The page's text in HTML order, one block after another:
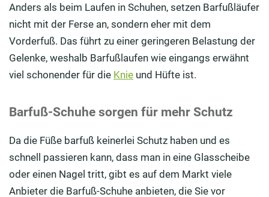
Anders als beim Laufen in Schuhen, setzen Barfußläufer
nicht mit der Ferse an, sondern eher mit dem
Vorderfuß. Das führt zu einer geringeren Belastung der
Gelenke, weshalb Barfußlaufen wie eingangs erwähnt
viel schonender für die Knie und Hüfte ist.
Barfuß-Schuhe sorgen für mehr Schutz
Da die Füße barfuß keinerlei Schutz haben und es
schnell passieren kann, dass man in eine Glasscheibe
oder einen Nagel tritt, gibt es auf dem Markt viele
Anbieter die Barfuß-Schuhe anbieten, die Sie vor